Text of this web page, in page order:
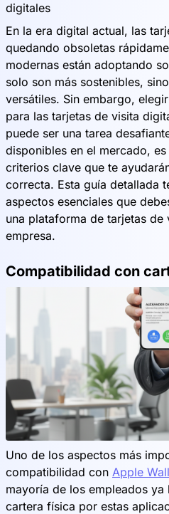
digitales
En la era digital actual, las
quedando obsoletas
modernas están adoptando
solo son más sostenibles,
versátiles. Sin embargo,
para las tarjetas de visita
puede ser una tarea
disponibles en el mercado,
criterios clave que te
correcta. Esta guía detallada
aspectos esenciales que
una plataforma de tarjetas
empresa.
Compatibilidad con
Uno de los aspectos más
compatibilidad con Apple
mayoría de los empleados ya
cartera física por estas